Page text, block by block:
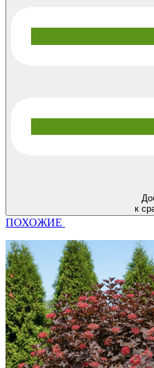
к
ПОХОЖИЕ